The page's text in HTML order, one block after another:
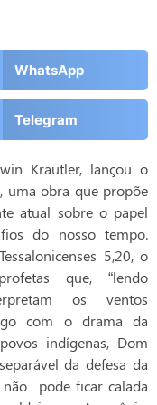
WhatsApp
Telegram
Kräutler, lançou o
, uma obra que propõe
atual sobre o papel
do nosso tempo.
5,20, o
que, “lendo
os ventos
com o drama da
indígenas, Dom
da defesa da
não pode ficar calada